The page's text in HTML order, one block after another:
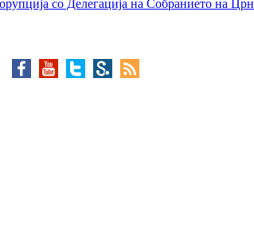
со Делегација на Собранието на